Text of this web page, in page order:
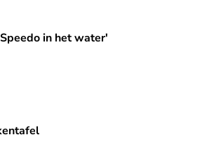
in het water'